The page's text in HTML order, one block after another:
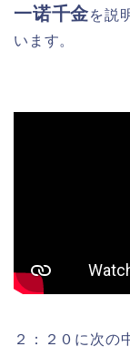
一诺千金を説
います。
２：２０に次の